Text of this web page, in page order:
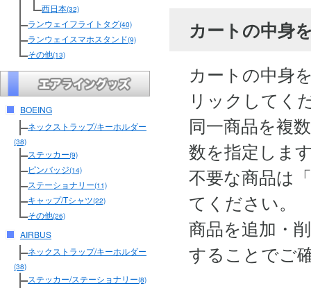
西日本(32)
ランウェイフライトタグ(40)
ランウェイスマホスタンド(9)
その他(13)
BOEING
ネックストラップ/キーホルダー
(38)
ステッカー(9)
ピンバッジ(14)
ステーショナリー(11)
キャップ/Tシャツ(22)
その他(26)
AIRBUS
ネックストラップ/キーホルダー
(38)
ステッカー/ステーショナリー(8)
カートの中身
カートの中身
リックしてく
同一商品を複
数を指定しま
不要な商品は
てください。
商品を追加・
することでご